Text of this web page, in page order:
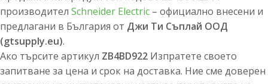
производител Schneider Electric – официално внесени и
предлагани в България от Джи Ти Съплай ООД
(gtsupply.eu).
Ако търсите артикул ZB4BD922 Изпратете своето
запитване за цена и срок на доставка. Ние сме доверен